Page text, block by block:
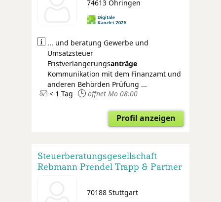
74613 Öhringen
... und beratung Gewerbe und
Umsatzsteuer
Fristverlängerungsanträge
Kommunikation mit dem Finanzamt und
anderen Behörden Prüfung ...
< 1 Tag
öffnet Mo 08:00
Profil anzeigen
Steuerberatungsgesellschaft
Rebmann Prendel Trapp & Partner
70188 Stuttgart